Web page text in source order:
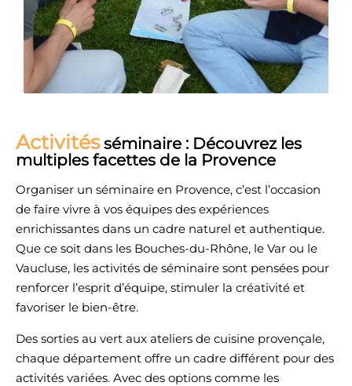
Activitésséminaire : Découvrez les
multiples facettes de la Provence
Organiser un séminaire en Provence, c’est l’occasion
de faire vivre à vos équipes des expériences
enrichissantes dans un cadre naturel et authentique.
Que ce soit dans les Bouches-du-Rhône, le Var ou le
Vaucluse, les activités de séminaire sont pensées pour
renforcer l’esprit d’équipe, stimuler la créativité et
favoriser le bien-être.
Des sorties au vert aux ateliers de cuisine provençale,
chaque département offre un cadre différent pour des
activités variées. Avec des options comme les